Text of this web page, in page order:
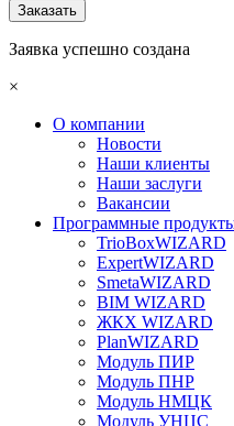
Заказать
Заявка успешно создана
×
О компании
Новости
Наши клиенты
Наши заслуги
Вакансии
Программные
TrioBoxWIZARD
ExpertWIZARD
SmetaWIZARD
BIM WIZARD
ЖКХ WIZARD
PlanWIZARD
Модуль ПИР
Модуль ПНР
Модуль НМЦК
Модуль УНЦС